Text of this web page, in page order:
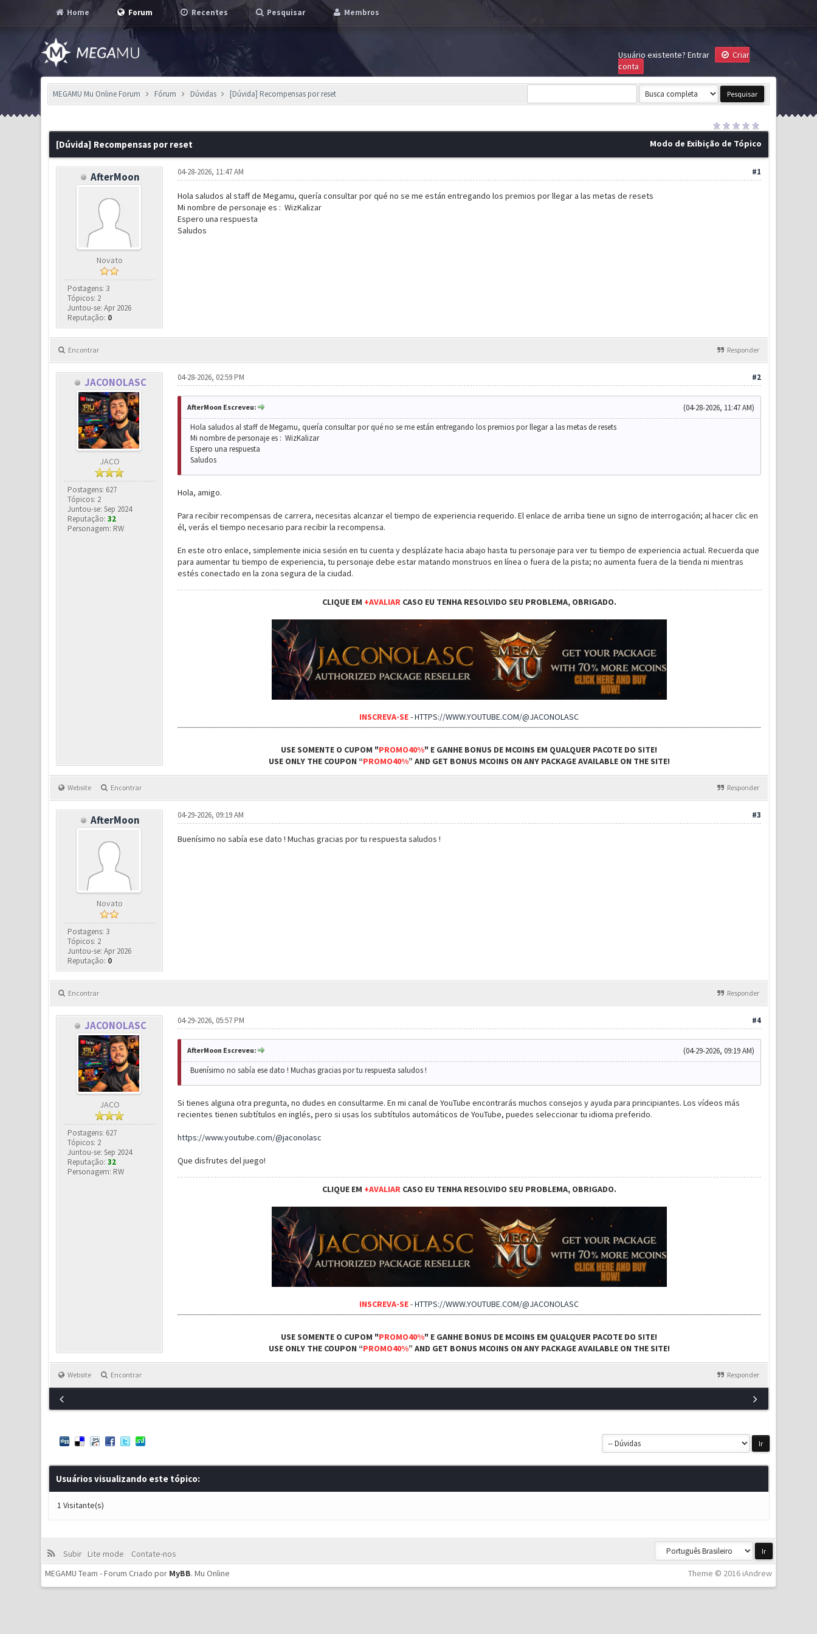
Home Forum Recentes Pesquisar Membros
Usuário existente? Entrar
Criar
conta
MEGAMU Mu Online Forum Fórum Dúvidas [Dúvida] Recompensas por reset
Modo de Exibição de Tópico
[Dúvida] Recompensas por reset
AfterMoon
Novato
Postagens: 3
Tópicos: 2
Juntou-se: Apr 2026
Reputação: 0
#1
04-28-2026, 11:47 AM
Hola saludos al staff de Megamu, quería consultar por qué no se me están entregando los premios por llegar a las metas de resets
Mi nombre de personaje es : WizKalizar
Espero una respuesta
Saludos
Encontrar Responder
JACONOLASC
JACO
Postagens: 627
Tópicos: 2
Juntou-se: Sep 2024
Reputação:32
Personagem: RW
#2
04-28-2026, 02:59 PM
(04-28-2026, 11:47 AM)
AfterMoon Escreveu:
Hola saludos al staff de Megamu, quería consultar por qué no se me están entregando los premios por llegar a las metas de resets
Mi nombre de personaje es : WizKalizar
Espero una respuesta
Saludos
Hola, amigo.
Para recibir recompensas de carrera, necesitas alcanzar el tiempo de experiencia requerido. El enlace de arriba tiene un signo de interrogación; al hacer clic en
él, verás el tiempo necesario para recibir la recompensa.
En este otro enlace, simplemente inicia sesión en tu cuenta y desplázate hacia abajo hasta tu personaje para ver tu tiempo de experiencia actual. Recuerda que
para aumentar tu tiempo de experiencia, tu personaje debe estar matando monstruos en línea o fuera de la pista; no aumenta fuera de la tienda ni mientras
estés conectado en la zona segura de la ciudad.
CLIQUE EM +AVALIARCASO EU TENHA RESOLVIDO SEU PROBLEMA, OBRIGADO.
INSCREVA-SE-HTTPS://WWW.YOUTUBE.COM/@JACONOLASC
USE SOMENTE O CUPOM "PROMO40%" E GANHE BONUS DE MCOINS EM QUALQUER PACOTE DO SITE!
USE ONLY THE COUPON “PROMO40%” AND GET BONUS MCOINS ON ANY PACKAGE AVAILABLE ON THE SITE!
Website Encontrar Responder
AfterMoon
Novato
Postagens: 3
Tópicos: 2
Juntou-se: Apr 2026
Reputação: 0
#3
04-29-2026, 09:19 AM
Buenísimo no sabía ese dato ! Muchas gracias por tu respuesta saludos !
Encontrar Responder
JACONOLASC
JACO
Postagens: 627
Tópicos: 2
Juntou-se: Sep 2024
Reputação:32
Personagem: RW
#4
04-29-2026, 05:57 PM
(04-29-2026, 09:19 AM)
AfterMoon Escreveu:
Buenísimo no sabía ese dato ! Muchas gracias por tu respuesta saludos !
Si tienes alguna otra pregunta, no dudes en consultarme. En mi canal de YouTube encontrarás muchos consejos y ayuda para principiantes. Los vídeos más
recientes tienen subtítulos en inglés, pero si usas los subtítulos automáticos de YouTube, puedes seleccionar tu idioma preferido.
https://www.youtube.com/@jaconolasc
Que disfrutes del juego!
CLIQUE EM +AVALIARCASO EU TENHA RESOLVIDO SEU PROBLEMA, OBRIGADO.
INSCREVA-SE-HTTPS://WWW.YOUTUBE.COM/@JACONOLASC
USE SOMENTE O CUPOM "PROMO40%" E GANHE BONUS DE MCOINS EM QUALQUER PACOTE DO SITE!
USE ONLY THE COUPON “PROMO40%” AND GET BONUS MCOINS ON ANY PACKAGE AVAILABLE ON THE SITE!
Website Encontrar Responder
Usuários visualizando este tópico:
1 Visitante(s)
Subir Lite mode
Contate-nos
Theme © 2016 iAndrew
MEGAMU Team - Forum Criado por MyBB.Mu Online